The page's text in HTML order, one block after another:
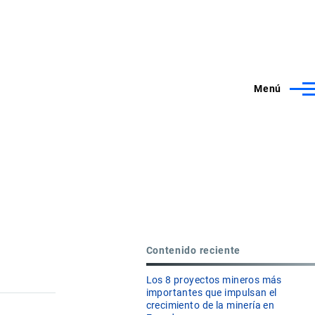
Menú
Contenido reciente
Los 8 proyectos mineros más
importantes que impulsan el
crecimiento de la minería en